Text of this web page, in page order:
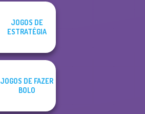
JOGOS DE
ESTRATÉGIA
JOGOS DE FAZER
BOLO